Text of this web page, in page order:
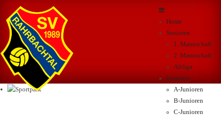
Home
Senioren
1. Mannschaft
2. Mannschaft
Altliga
Junioren
A-Junioren
B-Junioren
C-Junioren